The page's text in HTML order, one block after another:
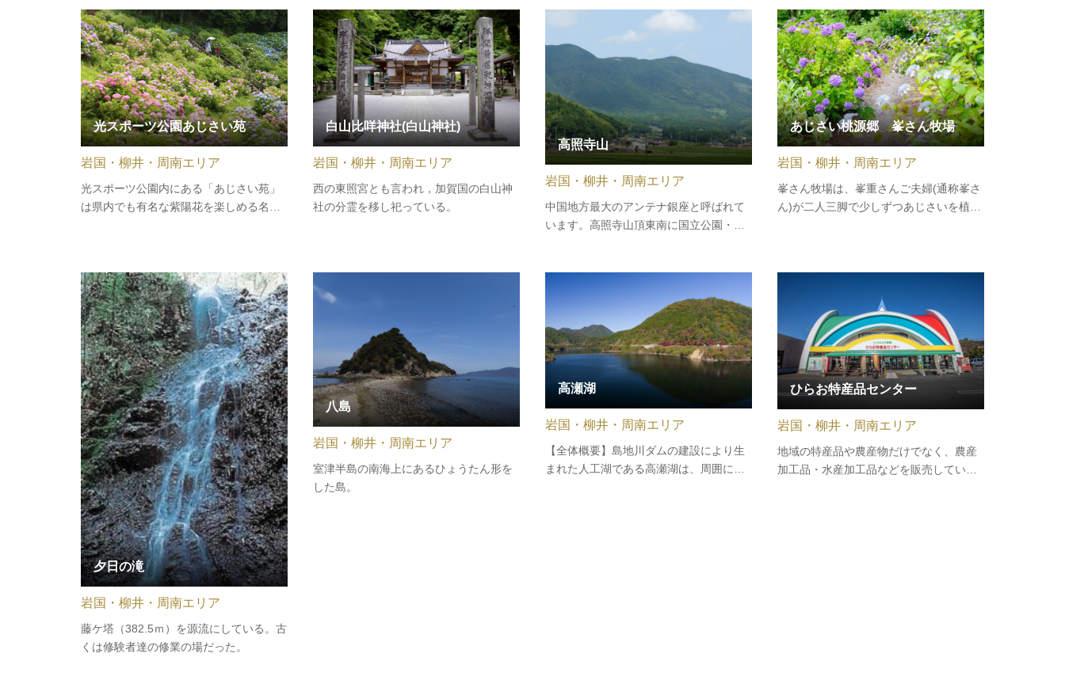
知られる大黒天を祀り、毎年１月７日に
は大黒市、2月3日に節分祭、8月30日に
風鎮祭が行なわれます。
は約70㎝もあり、「プロペラひげ」とも
呼ばれていました。国民宿舎「大城」…
コイの釣場としても人気です。
光スポーツ公園あじさい苑
光スポーツ公園内にある「あじさい苑」
は県内でも有名な紫陽花を楽しめる名所
サイが咲き乱れます。6月のシーズンに
は、多くの方が公園を訪れますが、…
岩国・柳井・周南エリア
白山比咩神社(白山神社)
西の東照宮とも言われ，加賀国の白山神
社の分霊を移し祀っている。
岩国・柳井・周南エリア
高照寺山
中国地方最大のアンテナ銀座と呼ばれて
います。高照寺山頂東南に国立公園・瀬
グライダーの格好の滑空場としても有名
で、県内外を問わず広く愛好者から…
岩国・柳井・周南エリア
あじさい桃源郷 峯さん牧場
峯さん牧場は、峯重さんご夫婦(通称峯さ
ん)が二人三脚で少しずつあじさいを植え
間を過ごすことが出来ます。
岩国・柳井・周南エリア
夕日の滝
藤ケ塔（382.5ｍ）を源流にしている。古
くは修験者達の修業の場だった。
岩国・柳井・周南エリア
八島
室津半島の南海上にあるひょうたん形を
した島。
岩国・柳井・周南エリア
高瀬湖
【全体概要】島地川ダムの建設により生
まれた人工湖である高瀬湖は、周囲に桜
岩国・柳井・周南エリア
ひらお特産品センター
地域の特産品や農産物だけでなく、農産
加工品・水産加工品などを販売していま
岩国・柳井・周南エリア